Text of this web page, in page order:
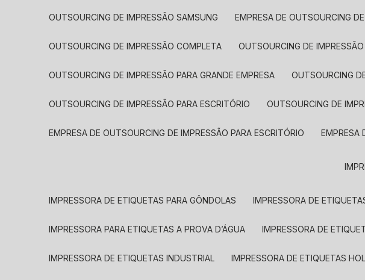
OUTSOURCING DE IMPRESSÃO SAMSUNG EMPRESA DE OUTSOURCING
OUTSOURCING DE IMPRESSÃO COMPLETA OUTSOURCING DE
OUTSOURCING DE IMPRESSÃO PARA GRANDE EMPRESA OUTSOURCING
OUTSOURCING DE IMPRESSÃO PARA ESCRITÓRIO OUTSOURCING DE
EMPRESA DE OUTSOURCING DE IMPRESSÃO PARA ESCRITÓRIO
IMPRESSORA DE ETIQUETAS PARA GÔNDOLAS IMPRESSORA DE
IMPRESSORA PARA ETIQUETAS A PROVA D’ÁGUA IMPRESSORA DE
IMPRESSORA DE ETIQUETAS INDUSTRIAL IMPRESSORA DE ETIQUETAS